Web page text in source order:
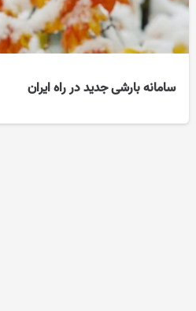
سامانه بارشی جدید در راه ایران